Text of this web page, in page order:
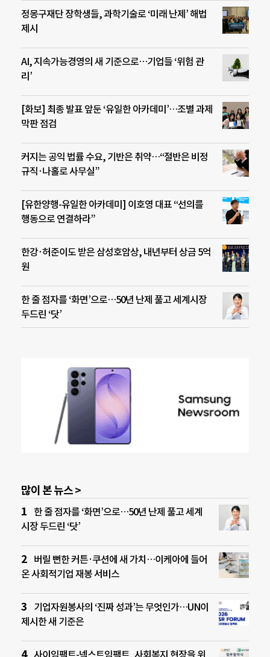
정몽구재단 장학생들, 과학기술로 ‘미래 난제’ 해법
제시
AI, 지속가능경영의 새 기준으로…기업들 ‘위험 관
리’
[화보] 최종 발표 앞둔 ‘유일한 아카데미’…조별 과제
막판 점검
커지는 공익 법률 수요, 기반은 취약…“절반은 비정
규직·나홀로 사무실”
[유한양행-유일한 아카데미] 이호영 대표 “선의를
행동으로 연결하라”
한강·허준이도 받은 삼성호암상, 내년부터 상금 5억
원
한 줄 점자를 ‘화면’으로…50년 난제 풀고 세계시장
두드린 ‘닷’
많이 본 뉴스 >
한 줄 점자를 ‘화면’으로…50년 난제 풀고 세계
시장 두드린 ‘닷’
버릴 뻔한 커튼·쿠션에 새 가치…이케아에 들어
온 사회적기업 재봉 서비스
기업자원봉사의 ‘진짜 성과’는 무엇인가…UN이
제시한 새 기준은